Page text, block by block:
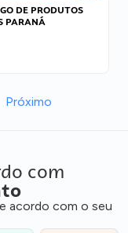
DE PRODUTOS
PARANÁ
Próximo
com
acordo com o seu